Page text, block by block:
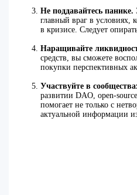
Не поддавайтесь панике.
главный враг в условиях,
в кризисе. Следует
Наращивайте
средств, вы сможете
покупки перспективных
Участвуйте в
развитии DAO, open-
помогает не только с
актуальной информации